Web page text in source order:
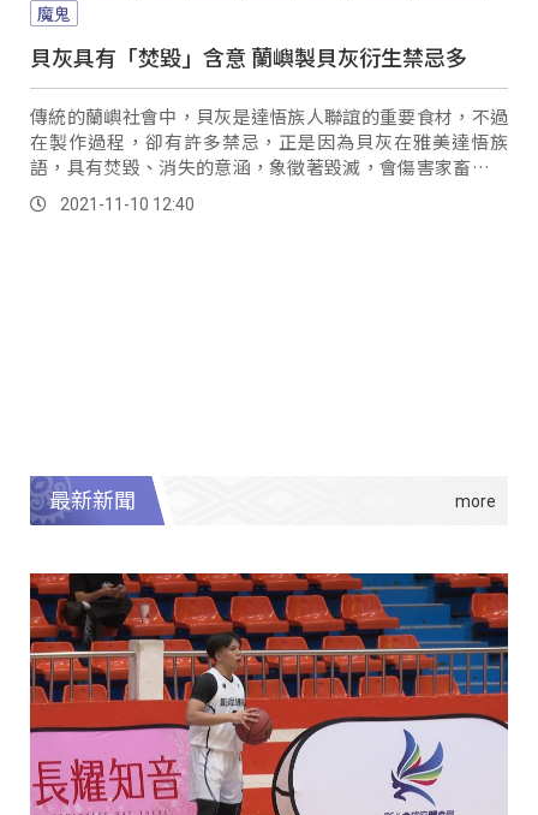
魔鬼
貝灰具有「焚毀」含意 蘭嶼製貝灰衍生禁忌多
傳統的蘭嶼社會中，貝灰是達悟族人聯誼的重要食材，不過
在製作過程，卻有許多禁忌，正是因為貝灰在雅美達悟族
語，具有焚毀、消失的意涵，象徵著毀滅，會傷害家畜、人
口跟農作物，所以製作貝灰都是由部落男人來製作。
2021-11-10 12:40
最新新聞